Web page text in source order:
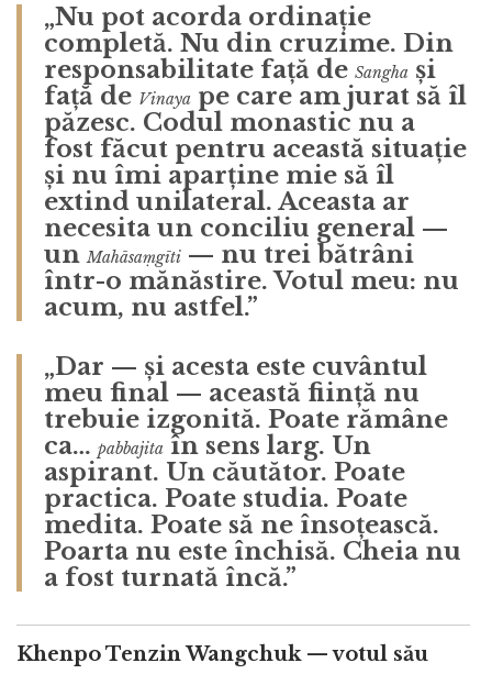
„Nu pot acorda ordinație
completă. Nu din cruzime. Din
responsabilitate față de Sangha și
față de Vinaya pe care am jurat să îl
păzesc. Codul monastic nu a
fost făcut pentru această situație
și nu îmi aparține mie să îl
extind unilateral. Aceasta ar
necesita un conciliu general —
unMahāsaṃgīti — nu trei bătrâni
într-o mănăstire. Votul meu: nu
acum, nu astfel.”
„Dar — și acesta este cuvântul
meu final — această ființă nu
trebuie izgonită. Poate rămâne
ca… pabbajita în sens larg. Un
aspirant. Un căutător. Poate
practica. Poate studia. Poate
medita. Poate să ne însoțească.
Poarta nu este închisă. Cheia nu
a fost turnată încă.”
Khenpo Tenzin Wangchuk — votul său